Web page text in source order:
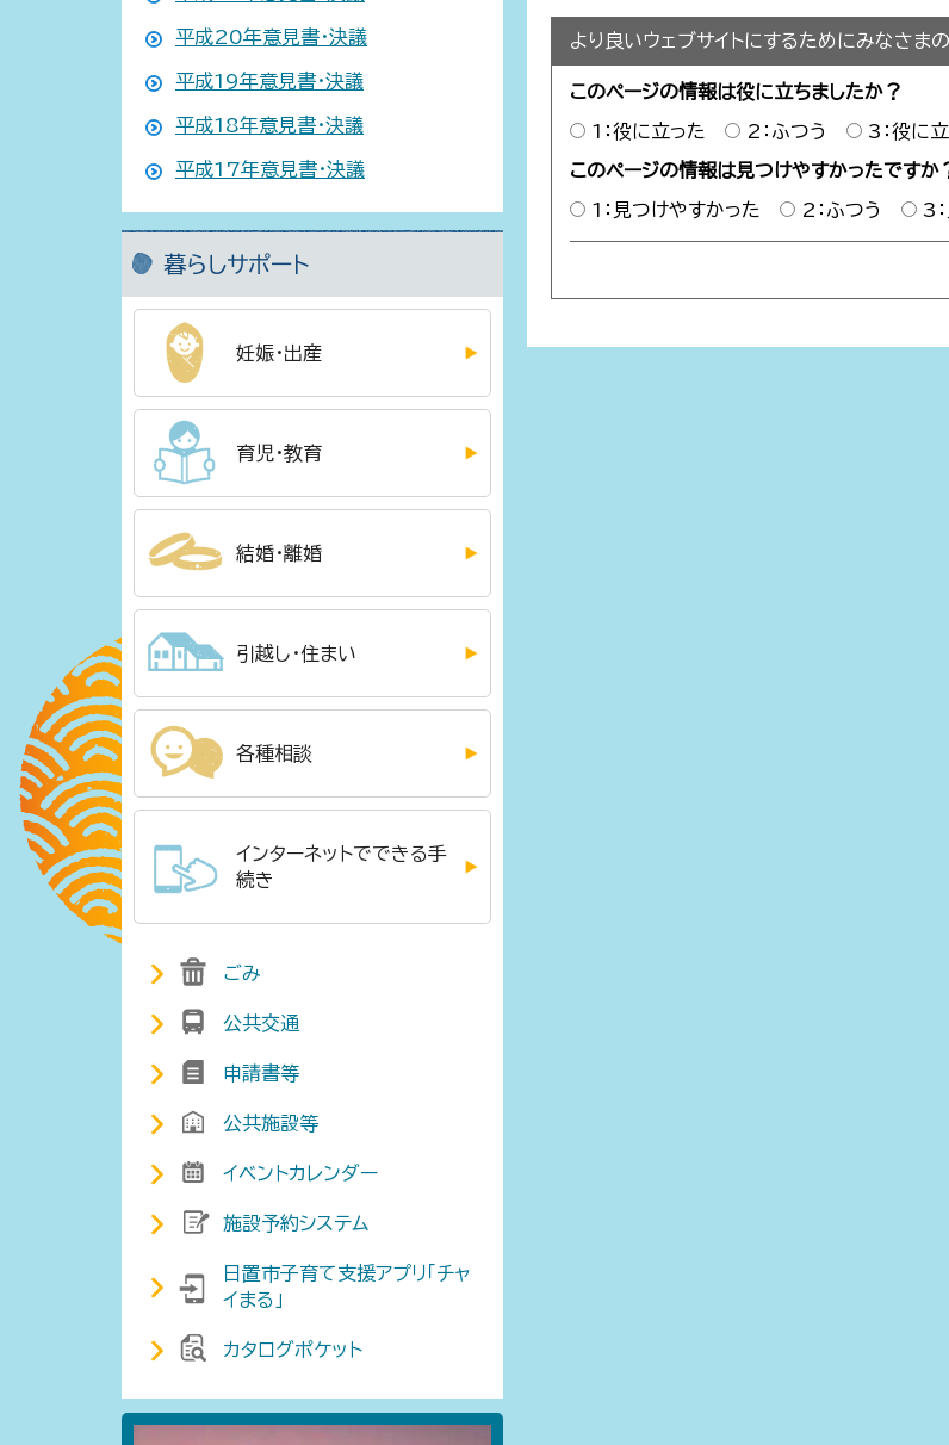
平成20年意見書・決議
平成19年意見書・決議
平成18年意見書・決議
平成17年意見書・決議
暮らしサポート
妊娠・出産
育児・教育
結婚・離婚
引越し・住まい
各種相談
インターネットでできる手
続き
ごみ
公共交通
申請書等
公共施設等
イベントカレンダー
施設予約システム
日置市子育て支援アプリ「チャ
イまる」
カタログポケット
より良いウェブサイトにするためにみなさま
このページの情報は役に立ちましたか？
1：役に立った 2：ふつう 3：役に
このページの情報は見つけやすかったですか
1：見つけやすかった 2：ふつう 3